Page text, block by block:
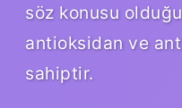
söz konusu
antioksidan ve
sahiptir.